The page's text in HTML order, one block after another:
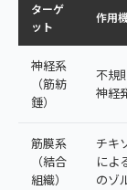
ターゲ
ット
作用
神経系
（筋紡
錘）
不規
神経
筋膜系
（結合
組織）
チキ
によ
のゾ